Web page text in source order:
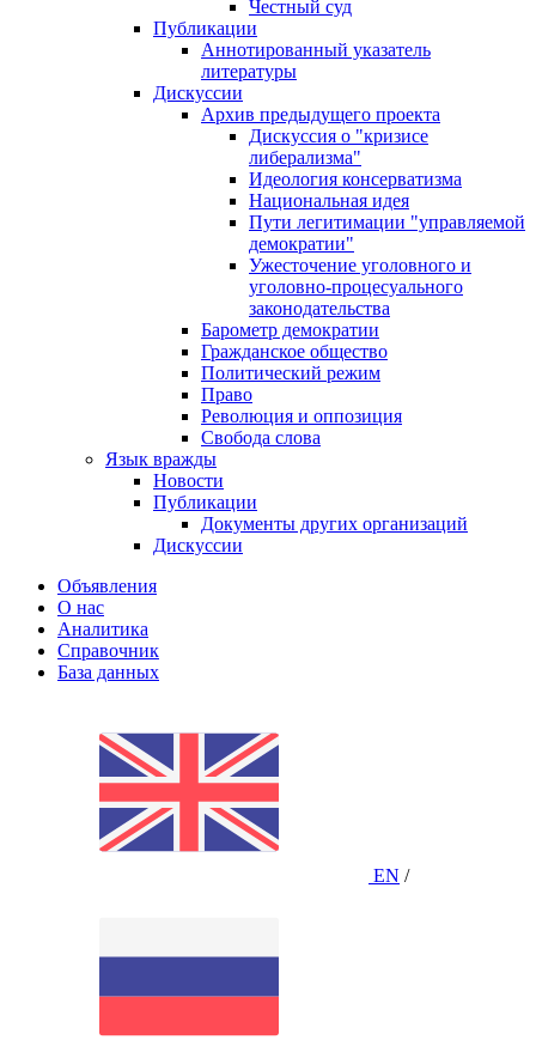
Честный суд
Публикации
Аннотированный указатель
литературы
Дискуссии
Архив предыдущего проекта
Дискуссия о "кризисе
либерализма"
Идеология консерватизма
Национальная идея
Пути легитимации "управляемой
демократии"
Ужесточение уголовного и
уголовно-процесуального
законодательства
Барометр демократии
Гражданское общество
Политический режим
Право
Революция и оппозиция
Свобода слова
Язык вражды
Новости
Публикации
Документы других организаций
Дискуссии
Объявления
О нас
Аналитика
Справочник
База данных
EN /